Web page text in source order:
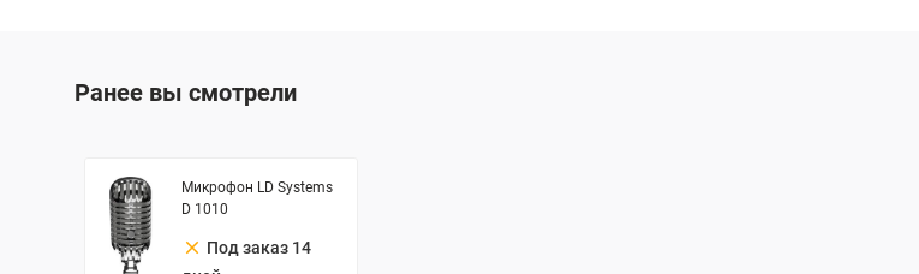
Ранее вы смотрели
Микрофон LD Systems
D 1010
clear Под заказ 14